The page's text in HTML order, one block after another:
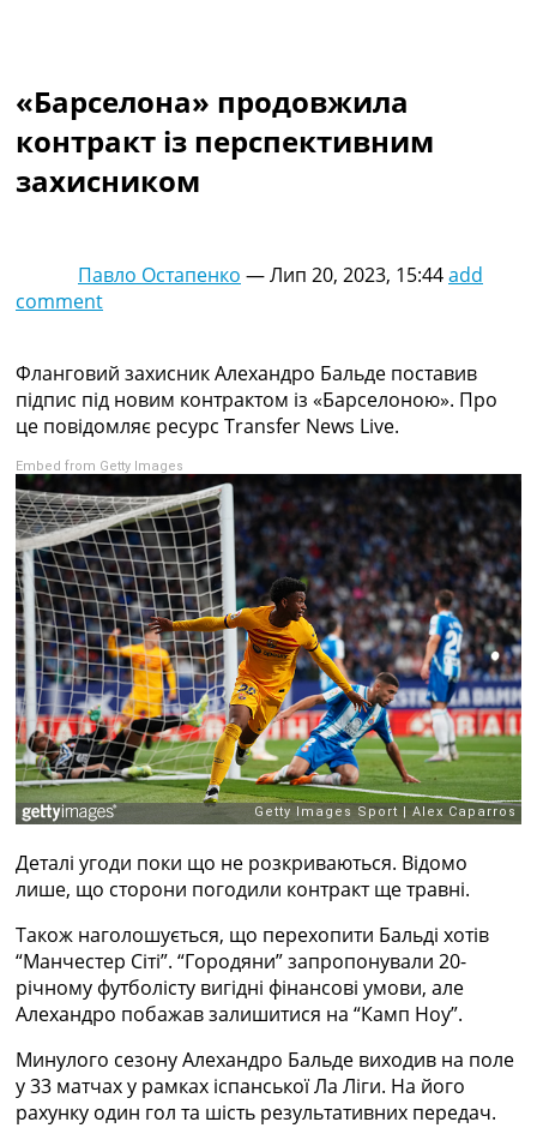
Україна. Прем’єр-Ліга
Україна. Перша Ліга
Ліга Чемпіонів
Англія. Прем’єр-Ліга
Чемпіонат Світу. Турнирні таблиці
Таблиця АПЛ
Таблиця Ла Ліги
Таблиця Ліги Чемпіонів
Всі таблиці >>>
Рейтинги
Рейтинг країн УЄФА
Рейтинг клубів УЄФА
Рейтинг ФІФА
Телепрограма
RU
UA
Categories
Головна
Новини футболу
Відео
Новини футболу України
Футбольні трансфери
Останні коментарі
Конкурс прогнозів
Логін
Рейтінги
Правила
Колективний прогноз
Чемпіонат Світу
Україна. Прем’єр-Ліга
Україна. Перша Ліга
«Барселона» продовжила
контракт із перспективним
захисником
Павло Остапенко —Лип 20, 2023, 15:44add
comment
Фланговий захисник Алехандро Бальде поставив
підпис під новим контрактом із «Барселоною». Про
це повідомляє ресурс Transfer News Live.
Embed from Getty Images
Деталі угоди поки що не розкриваються. Відомо
лише, що сторони погодили контракт ще травні.
Також наголошується, що перехопити Бальді хотів
“Манчестер Сіті”. “Городяни” запропонували 20-
річному футболісту вигідні фінансові умови, але
Алехандро побажав залишитися на “Камп Ноу”.
Минулого сезону Алехандро Бальде виходив на поле
у 33 матчах у рамках іспанської Ла Ліги. На його
рахунку один гол та шість результативних передач.